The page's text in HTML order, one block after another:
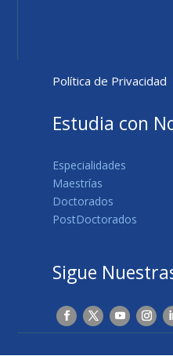
Política de Privacidad
Estudia con
Especialidades
Maestrías
Doctorados
PostDoctorados
Sigue